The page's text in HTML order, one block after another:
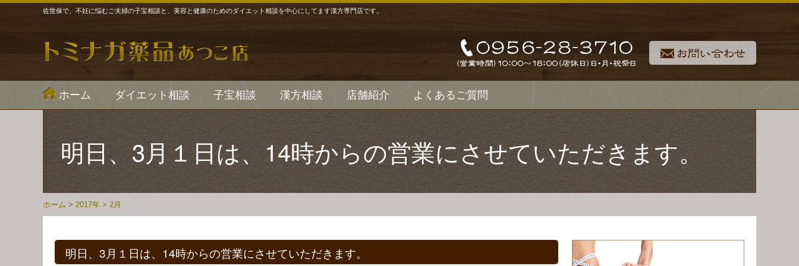
佐世保で、不妊に悩むご夫婦の子宝相談と、美容と健康のためのダイエット相談を中心にしてます漢方専門店です。
ホーム ダイエット相談 子宝相談 漢方相談 店舗紹介 よくあるご質問
明日、3月１日は、14時からの営業にさせていただきます。
ホーム > 2017年 > 2月
明日、3月１日は、14時からの営業にさせていただきます。